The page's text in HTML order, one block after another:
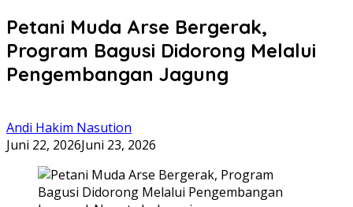
Petani Muda Arse Bergerak,
Program Bagusi Didorong Melalui
Pengembangan Jagung
Andi Hakim Nasution
Juni 22, 2026Juni 23, 2026